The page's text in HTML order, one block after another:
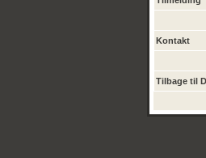
Kontakt
Tilbage til